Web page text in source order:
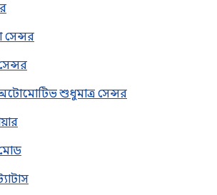
সেন্সর
অটোমোটিভ শুধুমাত্র সেন্সর
মোড